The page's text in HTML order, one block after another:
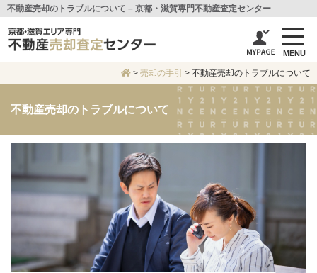
不動産売却のトラブルについて – 京都・滋賀専門不動産査定センター
MENU
> 売却の手引 > 不動産売却のトラブルについて
不動産売却のトラブルについて